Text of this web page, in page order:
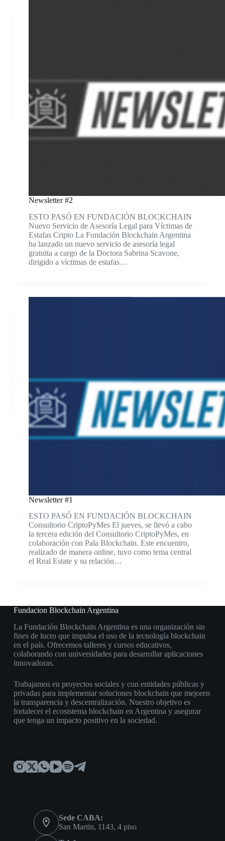
Newsletter #2
ESTO PASÓ EN FUNDACIÓN BLOCKCHAIN
Nuevo Servicio de Asesoría Legal para Víctimas de
Estafas Cripto La Fundación Blockchain Argentina
ha lanzado un nuevo servicio de asesoría legal
gratuita a cargo de la Doctora Sabrina Scavone,
dirigido a víctimas de estafas…
Newsletter #1
ESTO PASÓ EN FUNDACIÓN BLOCKCHAIN
Consultorio CriptoPyMes El jueves, se llevó a cabo
la tercera edición del Consultorio CriptoPyMes, en
colaboración con Pala Blockchain. Este encuentro,
realizado de manera online, tuvo como tema central
el Real Estate y su relación…
Fundacion Blockchain Argentina
La Fundación Blockchain Argentina es una organización sin
fines de lucro que impulsa el uso de la tecnología blockchain
en el país. Ofrecemos talleres y cursos educativos,
colaborando con universidades para desarrollar aplicaciones
innovadoras.
Trabajamos en proyectos sociales y con entidades públicas y
privadas para implementar soluciones blockchain que mejoren
la transparencia y descentralización. Nuestro objetivo es
fortalecer el ecosistema blockchain en Argentina y asegurar
que tenga un impacto positivo en la sociedad.
Sede CABA:
San Martin, 1143, 4 piso